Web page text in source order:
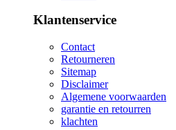
Klantenservice
Contact
Retourneren
Sitemap
Disclaimer
Algemene voorwaarden
garantie en retourren
klachten